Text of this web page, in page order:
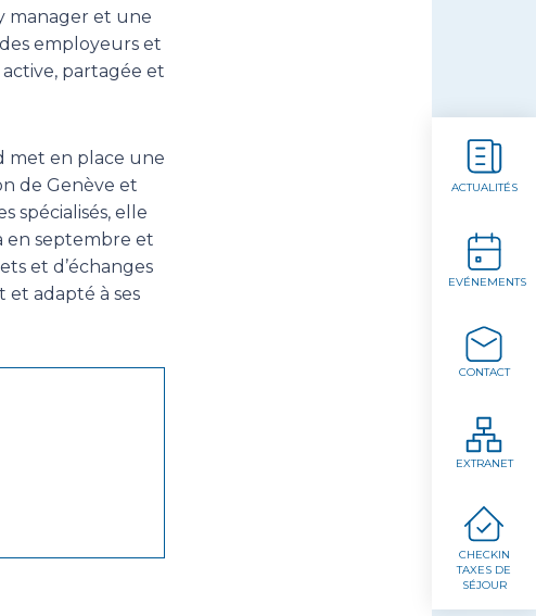
ACTUALITÉS
EVÉNEMENTS
CONTACT
EXTRANET
CHECKIN
TAXES DE
SÉJOUR
manager et une
employeurs et
partagée et
met en place une
de Genève et
spécialisés, elle
en septembre et
et d’échanges
adapté à ses